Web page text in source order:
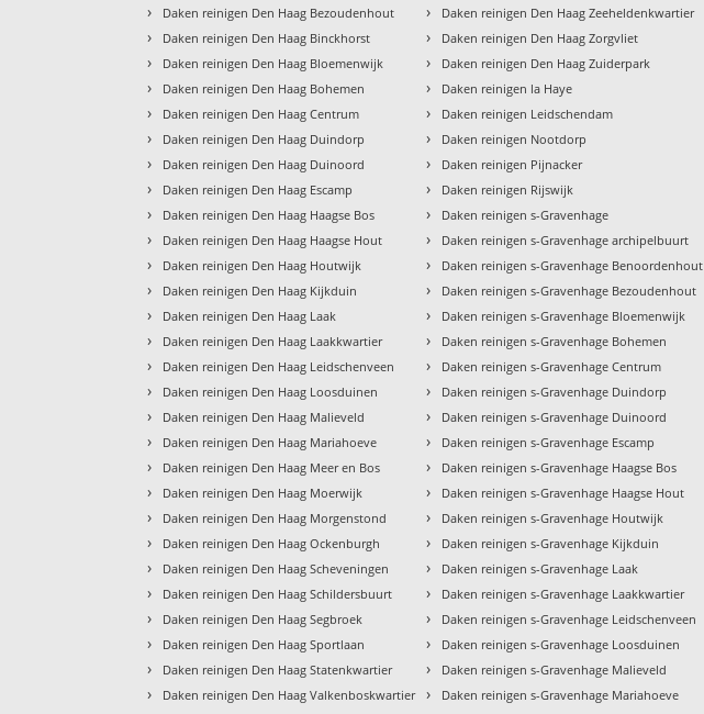
› Daken reinigen Den Haag Bezoudenhout
› Daken reinigen Den Haag Binckhorst
› Daken reinigen Den Haag Bloemenwijk
› Daken reinigen Den Haag Bohemen
› Daken reinigen Den Haag Centrum
› Daken reinigen Den Haag Duindorp
› Daken reinigen Den Haag Duinoord
› Daken reinigen Den Haag Escamp
› Daken reinigen Den Haag Haagse Bos
› Daken reinigen Den Haag Haagse Hout
› Daken reinigen Den Haag Houtwijk
› Daken reinigen Den Haag Kijkduin
› Daken reinigen Den Haag Laak
› Daken reinigen Den Haag Laakkwartier
› Daken reinigen Den Haag Leidschenveen
› Daken reinigen Den Haag Loosduinen
› Daken reinigen Den Haag Malieveld
› Daken reinigen Den Haag Mariahoeve
› Daken reinigen Den Haag Meer en Bos
› Daken reinigen Den Haag Moerwijk
› Daken reinigen Den Haag Morgenstond
› Daken reinigen Den Haag Ockenburgh
› Daken reinigen Den Haag Scheveningen
› Daken reinigen Den Haag Schildersbuurt
› Daken reinigen Den Haag Segbroek
› Daken reinigen Den Haag Sportlaan
› Daken reinigen Den Haag Statenkwartier
› Daken reinigen Den Haag Valkenboskwartier
› Daken reinigen Den Haag Zeeheldenkwartier
› Daken reinigen Den Haag Zorgvliet
› Daken reinigen Den Haag Zuiderpark
› Daken reinigen la Haye
› Daken reinigen Leidschendam
› Daken reinigen Nootdorp
› Daken reinigen Pijnacker
› Daken reinigen Rijswijk
› Daken reinigen s-Gravenhage
› Daken reinigen s-Gravenhage archipelbuurt
› Daken reinigen s-Gravenhage Benoordenhout
› Daken reinigen s-Gravenhage Bezoudenhout
› Daken reinigen s-Gravenhage Bloemenwijk
› Daken reinigen s-Gravenhage Bohemen
› Daken reinigen s-Gravenhage Centrum
› Daken reinigen s-Gravenhage Duindorp
› Daken reinigen s-Gravenhage Duinoord
› Daken reinigen s-Gravenhage Escamp
› Daken reinigen s-Gravenhage Haagse Bos
› Daken reinigen s-Gravenhage Haagse Hout
› Daken reinigen s-Gravenhage Houtwijk
› Daken reinigen s-Gravenhage Kijkduin
› Daken reinigen s-Gravenhage Laak
› Daken reinigen s-Gravenhage Laakkwartier
› Daken reinigen s-Gravenhage Leidschenveen
› Daken reinigen s-Gravenhage Loosduinen
› Daken reinigen s-Gravenhage Malieveld
› Daken reinigen s-Gravenhage Mariahoeve